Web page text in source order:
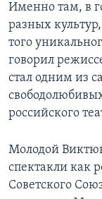
Именно там, в
разных
того
говорил
стал одним из
российского
Молодой
спектакли как
Советского